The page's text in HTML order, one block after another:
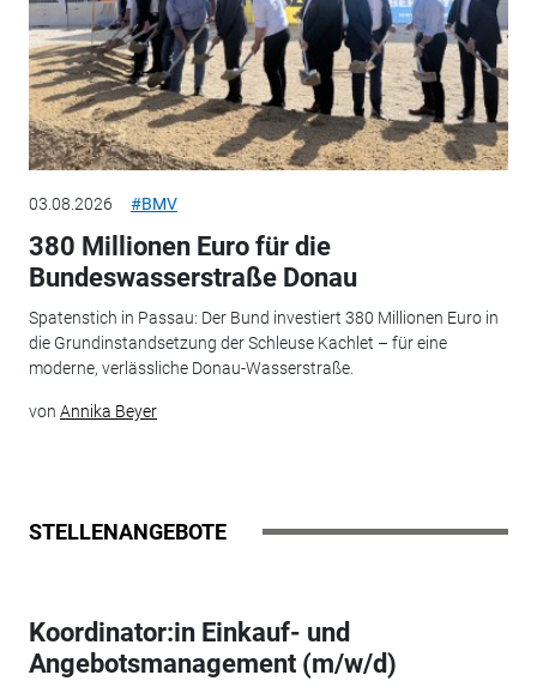
03.08.2026 #BMV
380 Millionen Euro für die
Bundeswasserstraße Donau
Spatenstich in Passau: Der Bund investiert 380 Millionen Euro in
die Grundinstandsetzung der Schleuse Kachlet – für eine
moderne, verlässliche Donau-Wasserstraße.
von Annika Beyer
STELLENANGEBOTE
Koordinator:in Einkauf- und
Angebotsmanagement (m/w/d)